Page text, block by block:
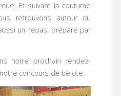
Et suivant la coutume
retrouvons autour du
un repas, préparé par
notre prochain rendez-
concours de belote.